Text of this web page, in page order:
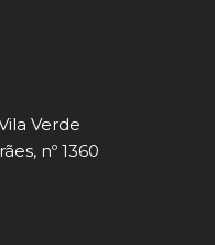
Verde
nº 1360